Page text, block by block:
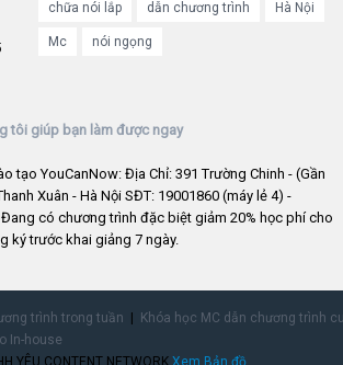
chữa nói lắp dẫn chương trình Hà Nội
Mc nói ngọng
tôi giúp bạn làm được ngay
tạo YouCanNow: Địa Chỉ: 391 Trường Chinh - (Gần
Xuân - Hà Nội SĐT: 19001860 (máy lẻ 4) -
có chương trình đặc biệt giảm 20% học phí cho
ký trước khai giảng 7 ngày.
trình trong tuần Khóa học MC dẫn chương trình
In-house